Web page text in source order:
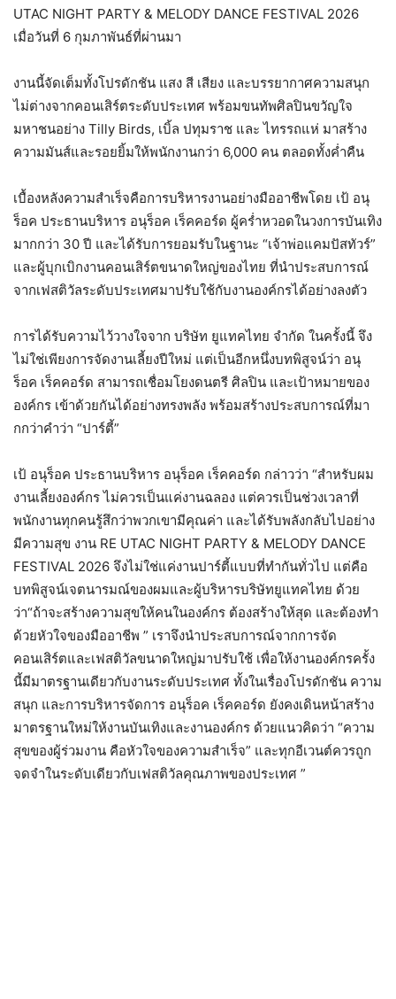
UTAC NIGHT PARTY & MELODY DANCE FESTIVAL 2026
เมื่อวันที่ 6 กุมภาพันธ์ที่ผ่านมา
งานนี้จัดเต็มทั้งโปรดักชัน แสง สี เสียง และบรรยากาศความสนุก
ไม่ต่างจากคอนเสิร์ตระดับประเทศ พร้อมขนทัพศิลปินขวัญใจ
มหาชนอย่าง Tilly Birds, เบิ้ล ปทุมราช และ ไทรรถแห่ มาสร้าง
ความมันส์และรอยยิ้มให้พนักงานกว่า 6,000 คน ตลอดทั้งค่ำคืน
เบื้องหลังความสำเร็จคือการบริหารงานอย่างมืออาชีพโดย เป้ อนุ
ร็อค ประธานบริหาร อนุร็อค เร็คคอร์ด ผู้คร่ำหวอดในวงการบันเทิง
มากกว่า 30 ปี และได้รับการยอมรับในฐานะ “เจ้าพ่อแคมปัสทัวร์”
และผู้บุกเบิกงานคอนเสิร์ตขนาดใหญ่ของไทย ที่นำประสบการณ์
จากเฟสติวัลระดับประเทศมาปรับใช้กับงานองค์กรได้อย่างลงตัว
การได้รับความไว้วางใจจาก บริษัท ยูแทคไทย จำกัด ในครั้งนี้ จึง
ไม่ใช่เพียงการจัดงานเลี้ยงปีใหม่ แต่เป็นอีกหนึ่งบทพิสูจน์ว่า อนุ
ร็อค เร็คคอร์ด สามารถเชื่อมโยงดนตรี ศิลปิน และเป้าหมายของ
องค์กร เข้าด้วยกันได้อย่างทรงพลัง พร้อมสร้างประสบการณ์ที่มา
กกว่าคำว่า “ปาร์ตี้”
เป้ อนุร็อค ประธานบริหาร อนุร็อค เร็คคอร์ด กล่าวว่า “สำหรับผม
งานเลี้ยงองค์กร ไม่ควรเป็นแค่งานฉลอง แต่ควรเป็นช่วงเวลาที่
พนักงานทุกคนรู้สึกว่าพวกเขามีคุณค่า และได้รับพลังกลับไปอย่าง
มีความสุข งาน RE UTAC NIGHT PARTY & MELODY DANCE
FESTIVAL 2026 จึงไม่ใช่แค่งานปาร์ตี้แบบที่ทำกันทั่วไป แต่คือ
บทพิสูจน์เจตนารมณ์ของผมและผู้บริหารบริษัทยูแทคไทย ด้วย
ว่า“ถ้าจะสร้างความสุขให้คนในองค์กร ต้องสร้างให้สุด และต้องทำ
ด้วยหัวใจของมืออาชีพ ” เราจึงนำประสบการณ์จากการจัด
คอนเสิร์ตและเฟสติวัลขนาดใหญ่มาปรับใช้ เพื่อให้งานองค์กรครั้ง
นี้มีมาตรฐานเดียวกับงานระดับประเทศ ทั้งในเรื่องโปรดักชัน ความ
สนุก และการบริหารจัดการ อนุร็อค เร็คคอร์ด ยังคงเดินหน้าสร้าง
มาตรฐานใหม่ให้งานบันเทิงและงานองค์กร ด้วยแนวคิดว่า “ความ
สุขของผู้ร่วมงาน คือหัวใจของความสำเร็จ” และทุกอีเวนต์ควรถูก
จดจำในระดับเดียวกับเฟสติวัลคุณภาพของประเทศ ”